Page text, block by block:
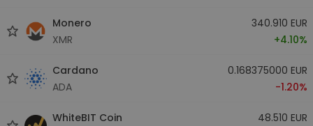
Monero
XMR
340.910 EUR
+4.10%
Cardano
ADA
0.168375000 EUR
-1.20%
WhiteBIT Coin
48.510 EUR